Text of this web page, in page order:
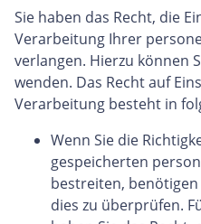
Sie haben das Recht, die
Verarbeitung Ihrer
verlangen. Hierzu können
wenden. Das Recht auf
Verarbeitung besteht in
Wenn Sie die
gespeicherten
bestreiten,
dies zu überprüfen.